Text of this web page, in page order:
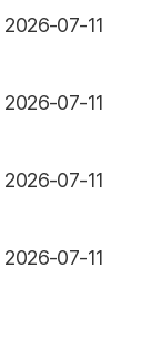
2026-07-11
2026-07-11
2026-07-11
2026-07-11